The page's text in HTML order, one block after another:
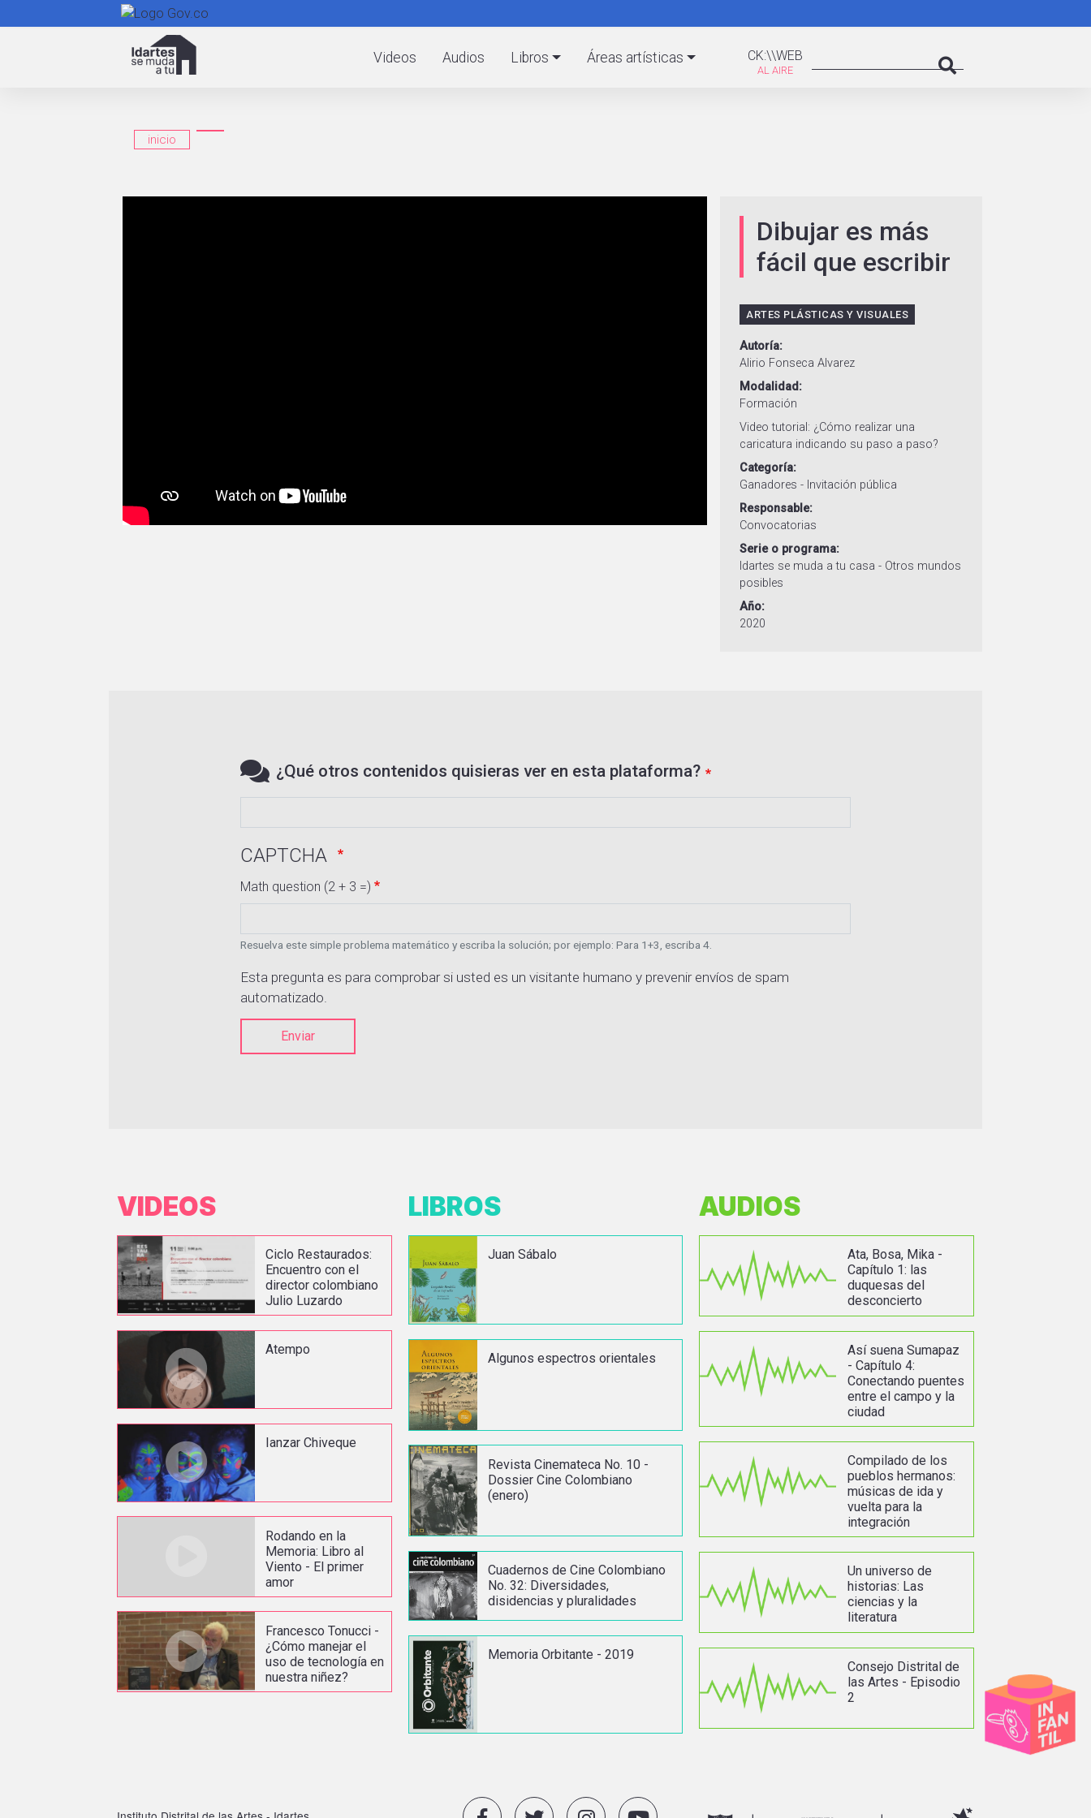
al
contenido
CK:\WEB
CK:\\WEB
Videos Audios Libros Áreas artísticas
inicio
Dibujar es más
fácil que escribir
ARTES PLÁSTICAS Y VISUALES
Autoría
Alirio Fonseca Alvarez
Modalidad
Formación
Video tutorial: ¿Cómo realizar una
caricatura indicando su paso a paso?
Categoría
Ganadores - Invitación pública
Responsable
Convocatorias
Serie o programa
Idartes se muda a tu casa - Otros mundos
posibles
Año
2020
¿Qué otros contenidos quisieras ver en esta plataforma?
CAPTCHA
Math question (2 + 3 =)
Resuelva este simple problema matemático y escriba la solución; por ejemplo: Para 1+3, escriba 4.
Esta pregunta es para comprobar si usted es un visitante humano y prevenir envíos de spam
automatizado.
Enviar
VIDEOS
Ciclo Restaurados:
Encuentro con el
director colombiano
Julio Luzardo
Atempo
Ianzar Chiveque
Rodando en la
Memoria: Libro al
Viento - El primer
amor
Francesco Tonucci -
¿Cómo manejar el
uso de tecnología en
nuestra niñez?
LIBROS
Juan Sábalo
Algunos espectros orientales
Revista Cinemateca No. 10 -
Dossier Cine Colombiano
(enero)
Cuadernos de Cine Colombiano
No. 32: Diversidades,
disidencias y pluralidades
Memoria Orbitante - 2019
AUDIOS
Ata, Bosa, Mika -
Capítulo 1: las
duquesas del
desconcierto
Así suena Sumapaz
- Capítulo 4:
Conectando puentes
entre el campo y la
ciudad
Compilado de los
pueblos hermanos:
músicas de ida y
vuelta para la
integración
Un universo de
historias: Las
ciencias y la
literatura
Consejo Distrital de
las Artes - Episodio
2